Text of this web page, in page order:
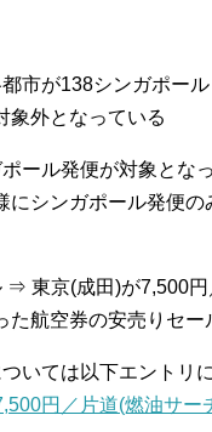
市が138シンガポー
象外となっている
ール発便が対象とな
にシンガポール発便
⇒ 東京(成田)が7,500
航空券の安売りセー
いては以下エントリに
円／片道(燃油サー